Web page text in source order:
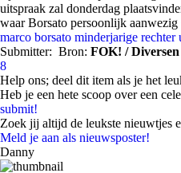
uitspraak zal donderdag
waar Borsato persoonlijk aanwezig
marco borsato minderjarige rechter
Submitter: Bron: FOK! / Diversen
8
Help ons; deel dit item als je het
Heb je een hete scoop over een
submit!
Zoek jij altijd de leukste nieuwtjes
Meld je aan als nieuwsposter!
Danny